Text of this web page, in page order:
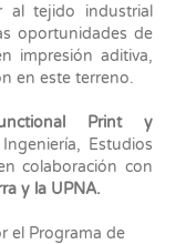
al tejido industrial
oportunidades de
impresión aditiva,
en este terreno.
Print y
Estudios
colaboración con
y la UPNA.
el Programa de